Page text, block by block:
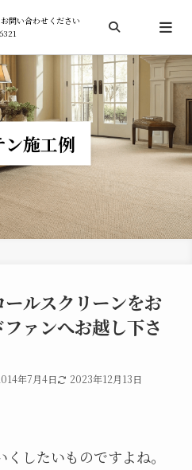
問い合わせください
検索
ン施工例
ルスクリーンをお
ァンへお越し下さ
年7月4日 2023年12月13日
したいものですよね。